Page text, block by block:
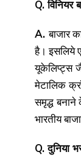
Q. विनियर
A.बाजार
है। इसलिये
यूकेलिप्ट्स
मेटालिक
समृद्ध
भारतीय
Q. दुनिया